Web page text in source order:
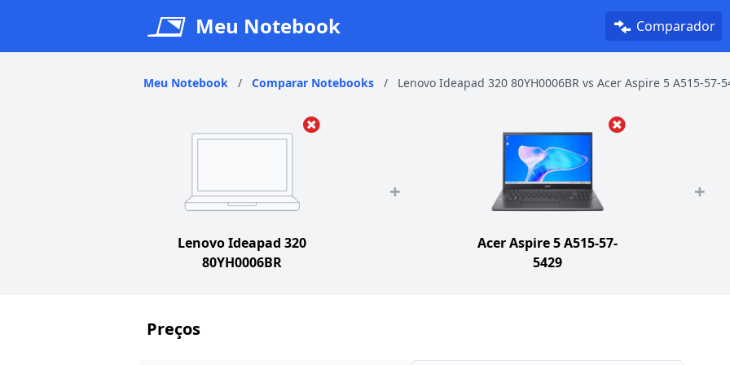
Meu Notebook Comparador
Meu Notebook / Comparar Notebooks / Lenovo Ideapad 320 80YH0006BR vs Acer Aspire 5 A515-57-
Lenovo Ideapad 320
80YH0006BR
+
Acer Aspire 5 A515-57-
5429
+
Preços